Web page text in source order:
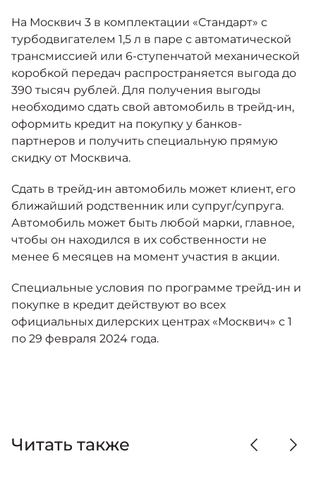
На Москвич 3 в комплектации «Стандарт» с
турбодвигателем 1,5 л в паре с автоматической
трансмиссией или 6-ступенчатой механической
коробкой передач распространяется выгода до
390 тысяч рублей. Для получения выгоды
необходимо сдать свой автомобиль в трейд-ин,
оформить кредит на покупку у банков-
партнеров и получить специальную прямую
скидку от Москвича.
Сдать в трейд-ин автомобиль может клиент, его
ближайший родственник или супруг/супруга.
Автомобиль может быть любой марки, главное,
чтобы он находился в их собственности не
менее 6 месяцев на момент участия в акции.
Специальные условия по программе трейд-ин и
покупке в кредит действуют во всех
официальных дилерских центрах «Москвич» с 1
по 29 февраля 2024 года.
Читать также